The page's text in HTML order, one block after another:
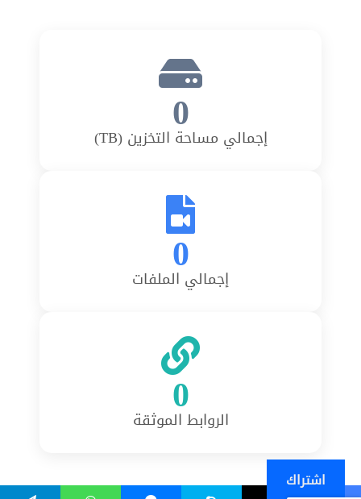
0
إجمالي مساحة التخزين (TB)
0
إجمالي الملفات
0
الروابط الموثقة
اشتراك